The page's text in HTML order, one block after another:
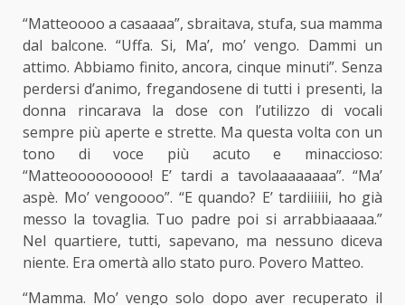
“Matteoooo a casaaaa”, sbraitava, stufa, sua mamma
dal balcone. “Uffa. Si, Ma’, mo’ vengo. Dammi un
attimo. Abbiamo finito, ancora, cinque minuti”. Senza
perdersi d’animo, fregandosene di tutti i presenti, la
donna rincarava la dose con l’utilizzo di vocali
sempre più aperte e strette. Ma questa volta con un
tono di voce più acuto e minaccioso:
“Matteooooooooo! E’ tardi a tavolaaaaaaaa”. “Ma’
aspè. Mo’ vengoooo”. “E quando? E’ tardiiiiii, ho già
messo la tovaglia. Tuo padre poi si arrabbiaaaaa.”
Nel quartiere, tutti, sapevano, ma nessuno diceva
niente. Era omertà allo stato puro. Povero Matteo.
“Mamma. Mo’ vengo solo dopo aver recuperato il